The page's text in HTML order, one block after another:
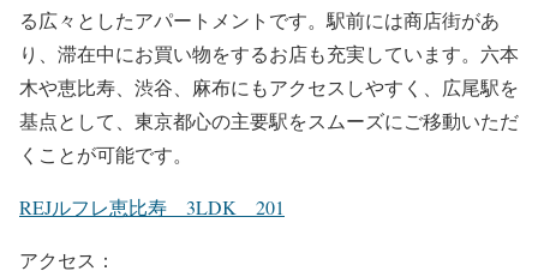
る広々としたアパートメントです。駅前には商店街があ
り、滞在中にお買い物をするお店も充実しています。六本
木や恵比寿、渋谷、麻布にもアクセスしやすく、広尾駅を
基点として、東京都心の主要駅をスムーズにご移動いただ
くことが可能です。
REJルフレ恵比寿 3LDK 201
アクセス：